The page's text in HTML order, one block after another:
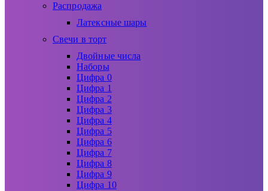
Распродажа
Латексные шары
Свечи в торт
Двойные числа
Наборы
Цифра 0
Цифра 1
Цифра 2
Цифра 3
Цифра 4
Цифра 5
Цифра 6
Цифра 7
Цифра 8
Цифра 9
Цифра 10